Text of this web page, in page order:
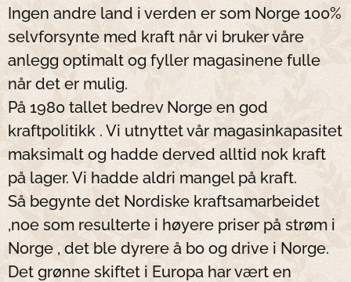
Ingen andre land i verden er som Norge 100%
selvforsynte med kraft når vi bruker våre
anlegg optimalt og fyller magasinene fulle
når det er mulig.
På 1980 tallet bedrev Norge en god
kraftpolitikk . Vi utnyttet vår magasinkapasitet
maksimalt og hadde derved alltid nok kraft
på lager. Vi hadde aldri mangel på kraft.
Så begynte det Nordiske kraftsamarbeidet
,noe som resulterte i høyere priser på strøm i
Norge , det ble dyrere å bo og drive i Norge.
Det grønne skiftet i Europa har vært en